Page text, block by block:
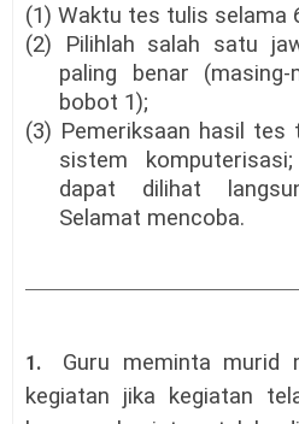
(1) Waktu tes tulis selama
(2) Pilihlah salah satu
paling benar
bobot 1);
(3) Pemeriksaan hasil tes
sistem
dapat dilihat
Selamat mencoba.
1.
Guru meminta murid
kegiatan jika kegiatan